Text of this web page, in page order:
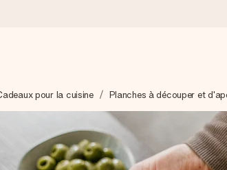
attention et l’envoyons en un éclair – pour
avis)
pour la cuisine Planches à découper et